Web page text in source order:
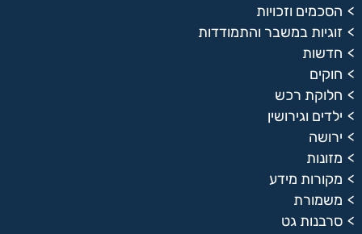
הסכמים וזכויות
זוגיות במשבר והתמודדות
חדשות
חוקים
חלוקת רכש
ילדים וגירושין
ירושה
מזונות
מקורות מידע
משמורת
סרבנות גט